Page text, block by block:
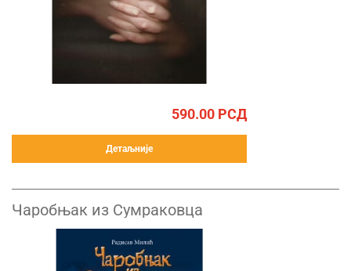
590.00 РСД
Детаљније
Чаробњак из Сумраковца